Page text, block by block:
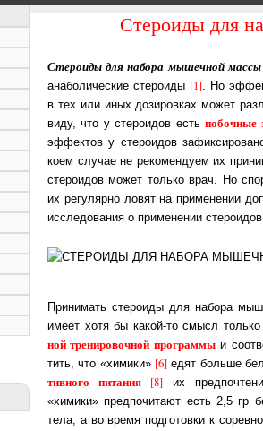
Стероиды для
Стероиды для набора мышечной массы
ана­бо­ли­чес­кие стероиды [1]. Но
в тех или иных дозировках может
виду, что у стероидов естьпобочные
эффектов у стероидов
коем случае не рекомендуем их
сте­рои­дов может только врач. Но
их ре­гу­ляр­но ловят на при­ме­не­нии
ис­сле­до­ва­ния о применении
Принимать стероиды для набора
име­ет хотя бы какой-то смысл
ной тре­ни­ро­воч­ной программыи
тить, что «химики» [6] едят больше
тив­но­го питания
[8] их
«химики» предпочитают есть 2,5 гр
тела, а во время подготовки к